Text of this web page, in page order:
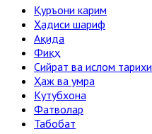
Қуръони карим
Ҳадиси шариф
Ақида
Фиқҳ
Сийрат ва ислом тарихи
Ҳаж ва умра
Кутубхона
Фатволар
Табобат